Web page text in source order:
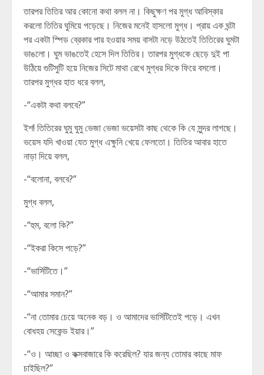
তারপর তিতির আর কোনো কথা বলল না। কিছুক্ষণ পর মুগ্ধ আবিস্কার
করলো তিতির ঘুমিয়ে পড়েছে। নিজের মনেই হাসলো মুগ্ধ। প্রায় এক ঘন্টা
পর একটা স্পিড ব্রেকার পার হওয়ার সময় বাসটা নড়ে উঠতেই তিতিরের ঘুমটা
ভাঙলো। ঘুম ভাঙতেই হেসে দিল তিতির। তারপর মুগ্ধকে ছেড়ে দুই পা
উঠিয়ে গুটিসুটি হয়ে নিজের সিটে মাথা রেখে মুগ্ধর দিকে ফিরে বসলো।
তারপর মুগ্ধর হাত ধরে বলল,
-“একটা কথা বলবে?”
ইশ! তিতিরের ঘুমু ঘুমু ভেজা ভেজা ভয়েসটা কাছ থেকে কি যে সুন্দর লাগছে।
ভয়েস যদি খাওয়া যেত মুগ্ধ এক্ষুনি খেয়ে ফেলতো। তিতির আবার হাতে
নাড়া দিয়ে বলল,
-“বলোনা, বলবে?”
মুগ্ধ বলল,
-“হুম, বলো কি?”
-“ইকরা কিসে পড়ে?”
-“ভার্সিটিতে।”
-“আমার সমান?”
-“না তোমার চেয়ে অনেক বড়। ও আমাদের ভার্সিটিতেই পড়ে। এখন
বোধহয় সেকেন্ড ইয়ার।”
-“ও। আচ্ছা ও কক্সবাজারে কি করেছিল? যার জন্য তোমার কাছে মাফ
চাইছিল?”